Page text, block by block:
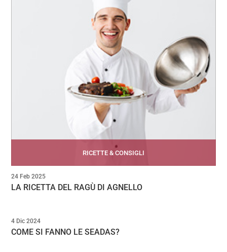
RICETTE & CONSIGLI
LA RICETTA DEL RAGÙ DI AGNELLO
24 Feb 2025
COME SI FANNO LE SEADAS?
4 Dic 2024